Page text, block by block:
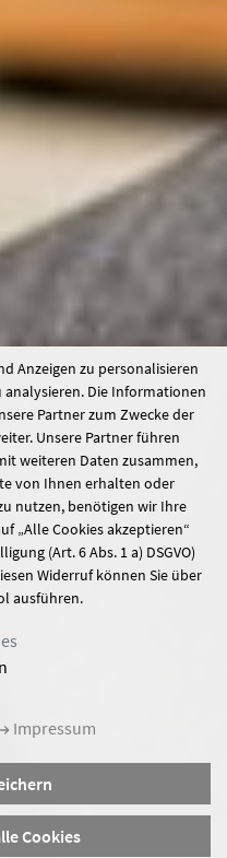
Anzeigen zu personalisieren
analysieren. Die Informationen
Partner zum Zwecke der
Unsere Partner führen
weiteren Daten zusammen,
von Ihnen erhalten oder
nutzen, benötigen wir Ihre
„Alle Cookies akzeptieren“
(Art. 6 Abs. 1 a) DSGVO)
Widerruf können Sie über
ausführen.
Impressum
Cookies